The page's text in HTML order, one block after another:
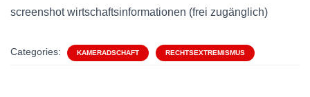
screenshot wirtschaftsinformationen (frei zugänglich)
Categories: KAMERADSCHAFT RECHTSEXTREMISMUS